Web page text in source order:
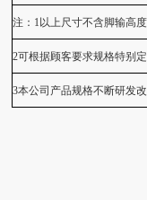
注： 1 以上尺寸不含脚输高度
2可根据顾客要求规格特别
3本公司产品规格不断研发